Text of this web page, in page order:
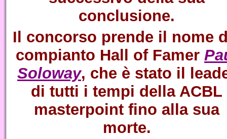
conclusione.
Il concorso prende il nome
compianto Hall of Famer
Soloway, che è stato il
di tutti i tempi della ACBL
masterpoint fino alla sua
morte.